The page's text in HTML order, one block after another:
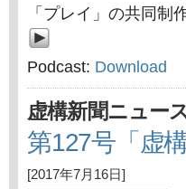
「プレイ」の共同制
Podcast: Download
虚構新聞ニュー
第127号「虚
[2017年7月16日]